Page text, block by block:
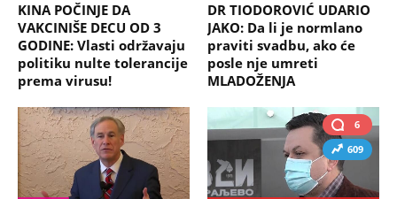
KINA POČINJE DA
VAKCINIŠE DECU OD 3
GODINE: Vlasti održavaju
politiku nulte tolerancije
prema virusu!
DR TIODOROVIĆ UDARIO
JAKO: Da li je normlano
praviti svadbu, ako će
posle nje umreti
MLADOŽENJA
6
609